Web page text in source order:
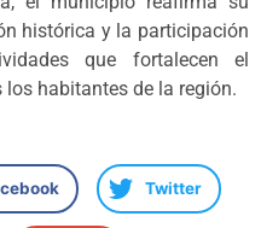
histórica y la participación
que fortalecen el
habitantes de la región.
Twitter